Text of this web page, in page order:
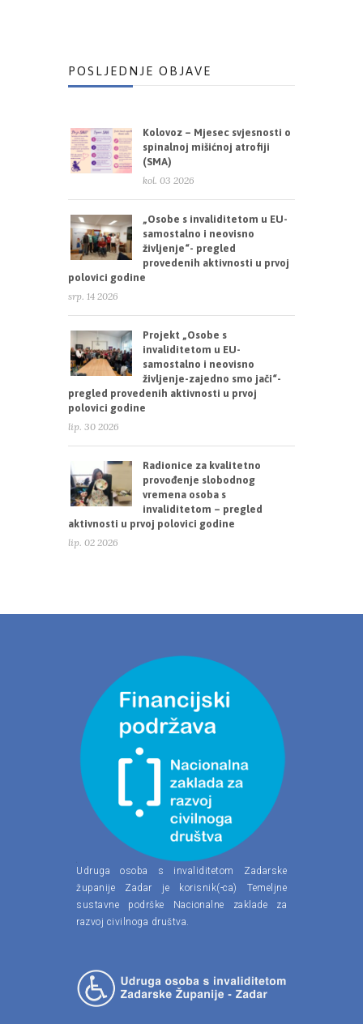
POSLJEDNJE OBJAVE
Kolovoz – Mjesec svjesnosti o
spinalnoj mišićnoj atrofiji
(SMA)
kol. 03 2026
„Osobe s invaliditetom u EU-
samostalno i neovisno
življenje“- pregled
provedenih aktivnosti u prvoj
polovici godine
srp. 14 2026
Projekt „Osobe s
invaliditetom u EU-
samostalno i neovisno
življenje-zajedno smo jači“-
pregled provedenih aktivnosti u prvoj
polovici godine
lip. 30 2026
Radionice za kvalitetno
provođenje slobodnog
vremena osoba s
invaliditetom – pregled
aktivnosti u prvoj polovici godine
lip. 02 2026
Udruga osoba s invaliditetom Zadarske
županije Zadar je korisnik(-ca) Temeljne
sustavne podrške Nacionalne zaklade za
razvoj civilnoga društva.